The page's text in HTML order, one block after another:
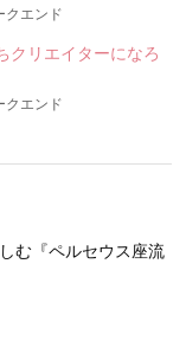
関係とは？昔の
を知ろう！
クエンド
クリエイターになろ
クエンド
む『ペルセウス座流